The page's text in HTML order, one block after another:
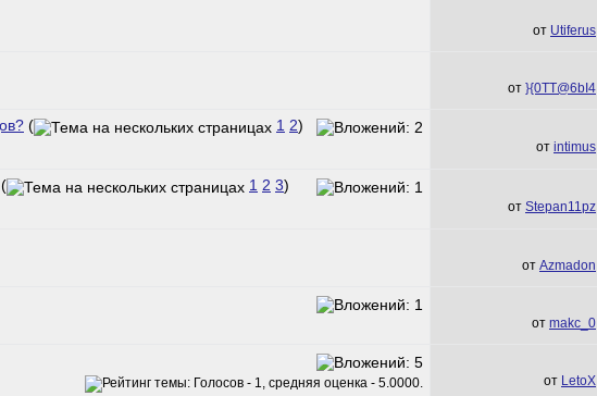
от Utiferus
от }{0TT@6bI4
( 1 2)
от intimus
( 1 2 3)
от Stepan11pz
от Azmadon
от makc_0
от LetoX